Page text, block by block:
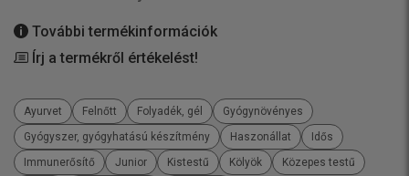
További termékinformációk
Írj a termékről értékelést!
Ayurvet Felnőtt Folyadék, gél
Gyógynövényes
Gyógyszer, gyógyhatású készítmény
Haszonállat
Idős
Immunerősítő
Junior Kistestű Kölyök
Közepes testű